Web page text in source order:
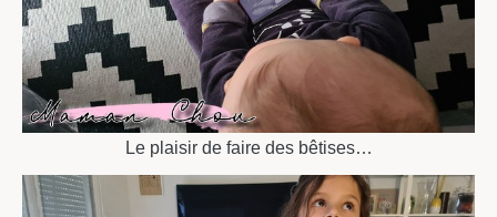
Le plaisir de faire des bêtises…